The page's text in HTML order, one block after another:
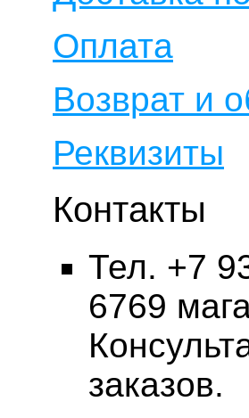
Оплата
Возврат и
Реквизиты
Контакты
Тел. +7
6769
заказов.